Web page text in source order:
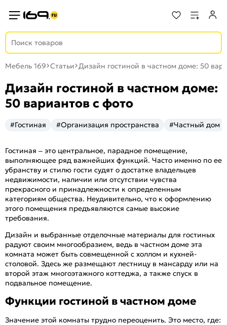
Мебель 169 Статьи Дизайн гостиной в частном доме: 50
Дизайн гостиной в частном доме:
50 вариантов с фото
#Гостиная #Организация пространства #Частный дом
Гостиная – это центральное, парадное помещение,
выполняющее ряд важнейших функций. Часто именно по ее
убранству и стилю гости судят о достатке владельцев
недвижимости, наличии или отсутствии чувства
прекрасного и принадлежности к определенным
категориям общества. Неудивительно, что к оформлению
этого помещения предъявляются самые высокие
требования.
Дизайн и выбранные отделочные материалы для гостиных
радуют своим многообразием, ведь в частном доме эта
комната может быть совмещенной с холлом и кухней-
столовой. Здесь же размещают лестницу в мансарду или на
второй этаж многоэтажного коттеджа, а также спуск в
подвальное помещение.
Функции гостиной в частном доме
Значение этой комнаты трудно переоценить. Это место, где: